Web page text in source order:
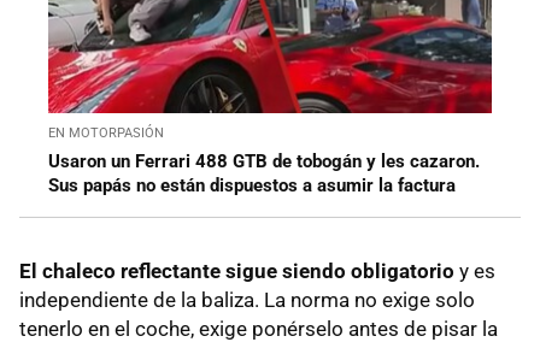
EN MOTORPASIÓN
Usaron un Ferrari 488 GTB de tobogán y les cazaron.
Sus papás no están dispuestos a asumir la factura
El chaleco reflectante sigue siendo obligatorio y es
independiente de la baliza. La norma no exige solo
tenerlo en el coche, exige ponérselo antes de pisar la